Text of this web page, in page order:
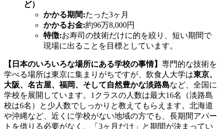
ど）
かかる期間:たった3ヶ月
かかるお金:約96万8,000円
特徴:お寿司の技術だけに的を絞り、短い期間で
現場に出ることを目標としています。
【日本のいろいろな場所にある学校の事情】 専門的な技術を
学べる場所は東京に集まりがちですが、飲食人大学は東京、
大阪、名古屋、福岡、そして自然豊かな淡路島など、全国に
学校を展開しています。1クラスの人数は最大16名（淡路島
校は6名）と少人数でしっかりと教えてもらえます。北海道
や沖縄など、近くに学校がない地域の方でも、長期間アパー
トを借りる必要がなく、「3ヶ月だけ」と期間が決まってい